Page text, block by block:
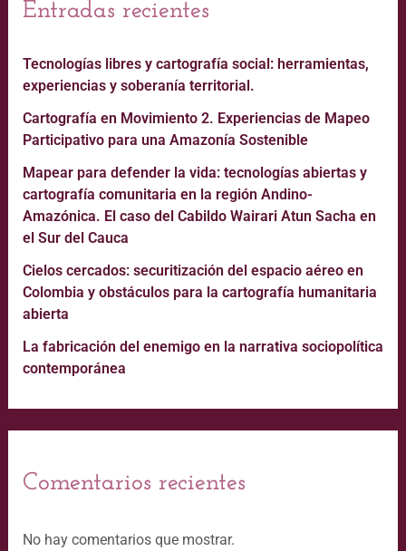
Entradas recientes
Tecnologías libres y cartografía social: herramientas,
experiencias y soberanía territorial.
Cartografía en Movimiento 2. Experiencias de Mapeo
Participativo para una Amazonía Sostenible
Mapear para defender la vida: tecnologías abiertas y
cartografía comunitaria en la región Andino-
Amazónica. El caso del Cabildo Wairari Atun Sacha en
el Sur del Cauca
Cielos cercados: securitización del espacio aéreo en
Colombia y obstáculos para la cartografía humanitaria
abierta
La fabricación del enemigo en la narrativa sociopolítica
contemporánea
Comentarios recientes
No hay comentarios que mostrar.